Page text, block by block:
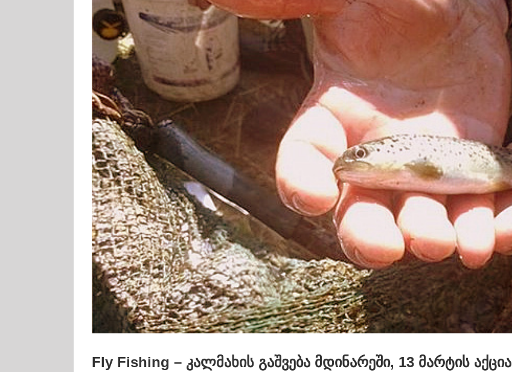
Fly Fishing – კალმახის გაშვება მდინარეში, 13 მარტის აქცია